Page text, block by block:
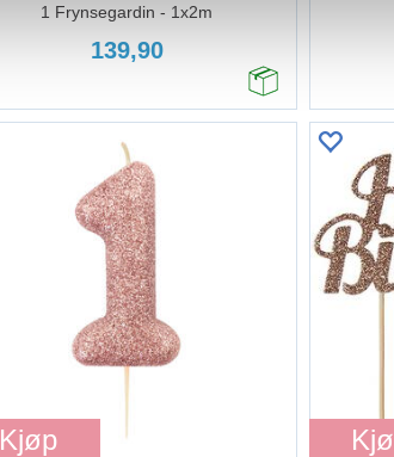
1 Frynsegardin - 1x2m
139,90
Kjøp